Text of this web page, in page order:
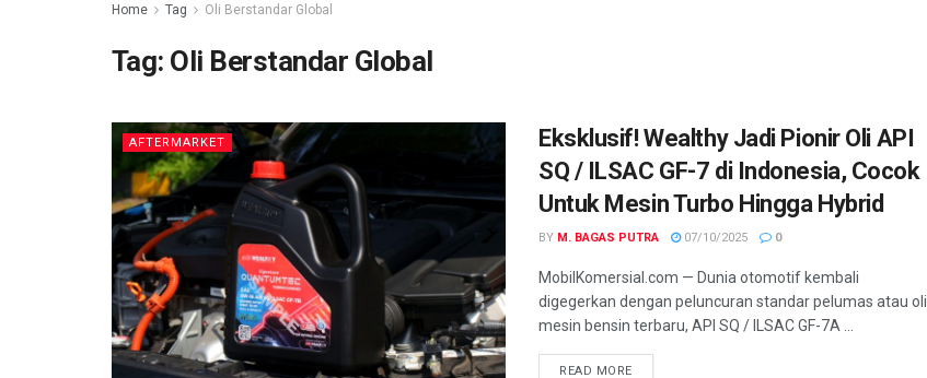
Home Tag Oli Berstandar Global
Tag: Oli Berstandar Global
AFTERMARKET
Eksklusif! Wealthy Jadi Pionir Oli API
SQ / ILSAC GF-7 di Indonesia, Cocok
Untuk Mesin Turbo Hingga Hybrid
BY M. BAGAS PUTRA 07/10/2025 0
MobilKomersial.com — Dunia otomotif kembali
digegerkan dengan peluncuran standar pelumas atau oli
mesin bensin terbaru, API SQ / ILSAC GF-7A ...
READ MORE